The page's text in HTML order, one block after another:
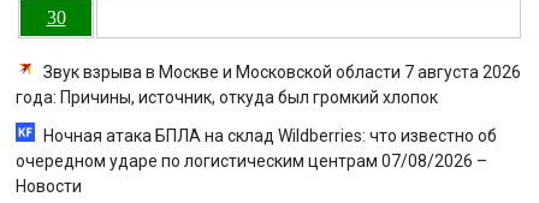
30
Звук взрыва в Москве и Московской области 7 августа 2026
года: Причины, источник, откуда был громкий хлопок
Ночная атака БПЛА на склад Wildberries: что известно об
очередном ударе по логистическим центрам 07/08/2026 –
Новости